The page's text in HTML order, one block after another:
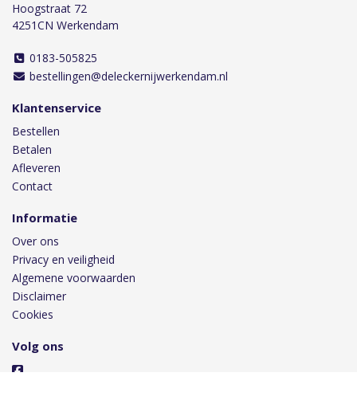
Hoogstraat 72
4251CN Werkendam
0183-505825
bestellingen@deleckernijwerkendam.nl
Klantenservice
Bestellen
Betalen
Afleveren
Contact
Informatie
Over ons
Privacy en veiligheid
Algemene voorwaarden
Disclaimer
Cookies
Volg ons